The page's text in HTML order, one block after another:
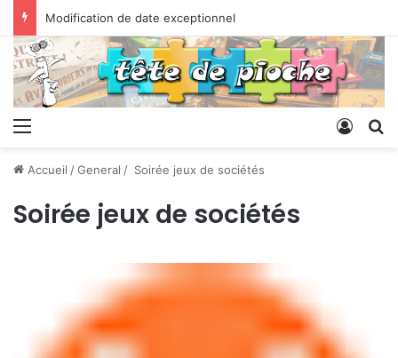
Modification de date exceptionnel
Menu
Accueil /General / Soirée jeux de sociétés
Soirée jeux de sociétés